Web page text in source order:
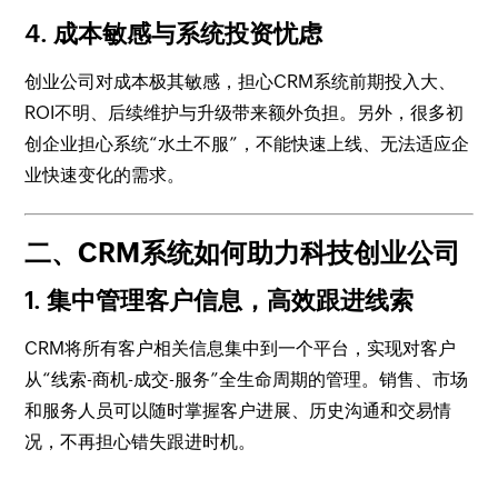
4. 成本敏感与系统投资忧虑
创业公司对成本极其敏感，担心CRM系统前期投入大、
ROI不明、后续维护与升级带来额外负担。另外，很多初
创企业担心系统“水土不服”，不能快速上线、无法适应企
业快速变化的需求。
二、CRM系统如何助力科技创业公司
1. 集中管理客户信息，高效跟进线索
CRM将所有客户相关信息集中到一个平台，实现对客户
从“线索-商机-成交-服务”全生命周期的管理。销售、市场
和服务人员可以随时掌握客户进展、历史沟通和交易情
况，不再担心错失跟进时机。